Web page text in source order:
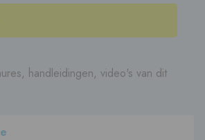
handleidingen, video's van dit